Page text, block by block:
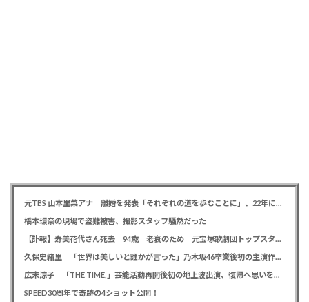
元TBS 山本里菜アナ 離婚を発表「それぞれの道を歩むことに」、22年に一般男性と結婚
橋本環奈の現場で盗難被害、撮影スタッフ騒然だった
【訃報】寿美花代さん死去 94歳 老衰のため 元宝塚歌劇団トップスター、夫は高島忠夫さん、息子は高嶋政宏・政伸
久保史緒里 「世界は美しいと誰かが言った」乃木坂46卒業後初の主演作で母親役に「すごく貴重な経験をさせていただいた」
広末涼子 「THE TIME,」芸能活動再開後初の地上波出演、復帰へ思いを告白「自分の弱い部分だったり…」
SPEED30周年で奇跡の4ショット公開！